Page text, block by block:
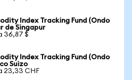
Index Tracking Fund (Ondo
de Singapur
36,87 $
Index Tracking Fund (Ondo
Suizo
23,33 CHF